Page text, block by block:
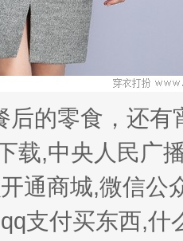
的零食，还有
载,中央人民广
通商城,微信公
支付买东西,什